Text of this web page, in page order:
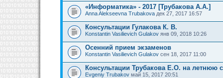
«Информатика» - 2017 [Трубакова А.А.]
Anna Alekseevna Trubakova дек 27, 2017 16:57
Консультации Гулакова К. В.
Konstantin Vasilievich Gulakov янв 09, 2018 10:26
Осенний прием экзаменов
Konstantin Vasilievich Gulakov сен 18, 2017 11:00
Консультации Трубакова Е.О. на летнюю
Evgeniy Trubakov май 15, 2017 20:51